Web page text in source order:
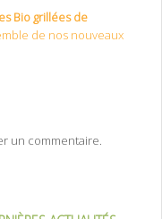
Bio grillées de
de nos nouveaux
un commentaire.